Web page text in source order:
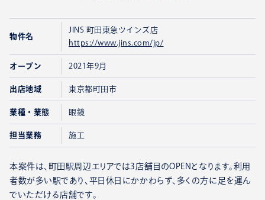
物件名
JINS 町田東急ツインズ店
https://www.jins.com/jp/
オープン 2021年9月
出店地域 東京都町田市
業種・業態 眼鏡
担当業務 施工
本案件は、町田駅周辺エリアでは3店舗目のOPENとなります。利用
者数が多い駅であり、平日休日にかかわらず、多くの方に足を運ん
でいただける店舗です。